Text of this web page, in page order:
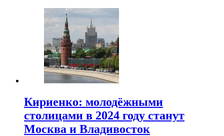
Кириенко: молодёжными
столицами в 2024 году станут
Москва и Владивосток